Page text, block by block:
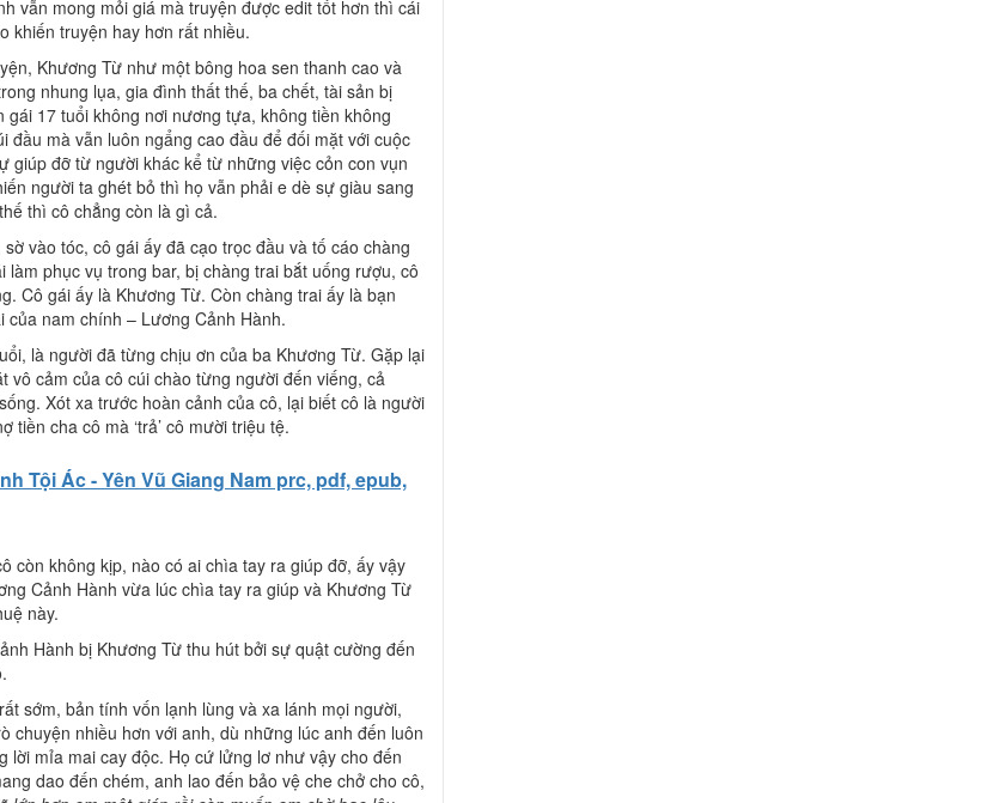
vẫn mong mỏi giá mà truyện được edit tốt hơn thì cái
khiến truyện hay hơn rất nhiều.
Khương Từ như một bông hoa sen thanh cao và
nhung lụa, gia đình thất thế, ba chết, tài sản bị
17 tuổi không nơi nương tựa, không tiền không
mà vẫn luôn ngẩng cao đầu để đối mặt với cuộc
giúp đỡ từ người khác kể từ những việc cỏn con vụn
người ta ghét bỏ thì họ vẫn phải e dè sự giàu sang
thì cô chẳng còn là gì cả.
vào tóc, cô gái ấy đã cạo trọc đầu và tố cáo chàng
làm phục vụ trong bar, bị chàng trai bắt uống rượu, cô
Cô gái ấy là Khương Từ. Còn chàng trai ấy là bạn
nam chính – Lương Cảnh Hành.
là người đã từng chịu ơn của ba Khương Từ. Gặp lại
vô cảm của cô cúi chào từng người đến viếng, cả
Xót xa trước hoàn cảnh của cô, lại biết cô là người
tiền cha cô mà ‘trả’ cô mười triệu tệ.
Tội Ác - Yên Vũ Giang Nam prc, pdf, epub,
còn không kịp, nào có ai chìa tay ra giúp đỡ, ấy vậy
Cảnh Hành vừa lúc chìa tay ra giúp và Khương Từ
này.
Hành bị Khương Từ thu hút bởi sự quật cường đến
sớm, bản tính vốn lạnh lùng và xa lánh mọi người,
chuyện nhiều hơn với anh, dù những lúc anh đến luôn
lời mỉa mai cay độc. Họ cứ lửng lơ như vậy cho đến
dao đến chém, anh lao đến bảo vệ che chở cho cô,